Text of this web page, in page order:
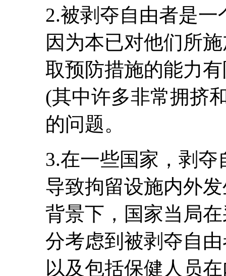
2.被剥夺自由者是
因为本已对他们所
取预防措施的能力
(其中许多非常拥挤
的问题。
3.在一些国家，剥
导致拘留设施内外
背景下，国家当局
分考虑到被剥夺自
以及包括保健人员